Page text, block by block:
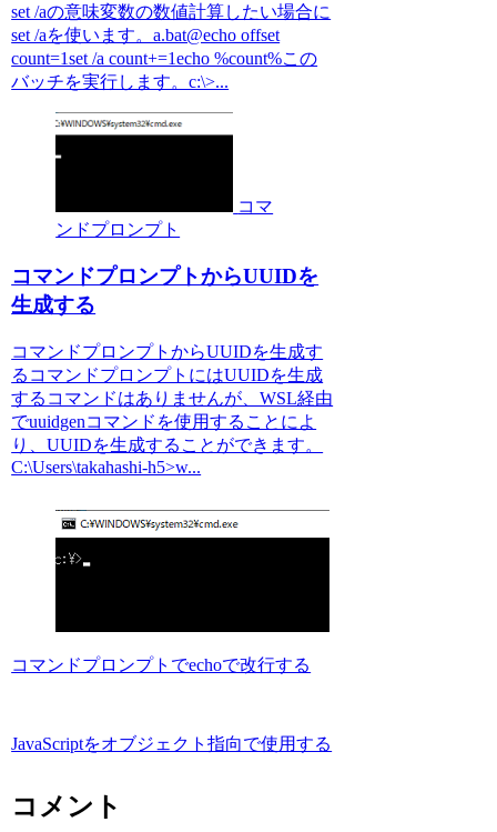
set /aの意味変数の数値計算したい場合に
set /aを使います。a.bat@echo offset
count=1set /a count+=1echo %count%この
バッチを実行します。c:\>...
コマ
ンドプロンプト
コマンドプロンプトからUUIDを
生成する
コマンドプロンプトからUUIDを生成す
るコマンドプロンプトにはUUIDを生成
するコマンドはありませんが、WSL経由
でuuidgenコマンドを使用することによ
り、UUIDを生成することができます。
C:\Users\takahashi-h5>w...
コマンドプロンプトでechoで改行する
JavaScriptをオブジェクト指向で使用する
コメント